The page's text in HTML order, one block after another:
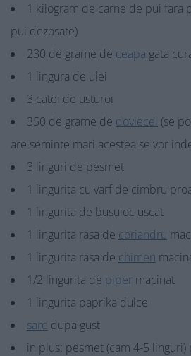
1 kilogram de carne de pui fara
pui dezosate)
230 de grame de ceapa gata
1 lingura de ulei
3 catei de usturoi
350 de grame de dovlecel (se
are seminte mari acestea se vor
3 linguri de pesmet
1 lingurita cu varf de cimbru
1 lingurita de busuioc uscat
1 lingurita rasa de coriandru
1 lingurita rasa de chimen
1/2 lingurita de piper macinat
1 lingurita paprika dulce
sare dupa gust
in plus: pesmet (cam 4-5